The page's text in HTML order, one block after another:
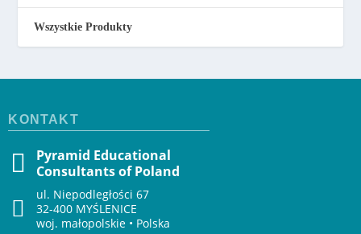
Wszystkie Produkty
KONTAKT
Pyramid Educational
Consultants of Poland
ul. Niepodległości 67
32-400 MYŚLENICE
woj. małopolskie • Polska